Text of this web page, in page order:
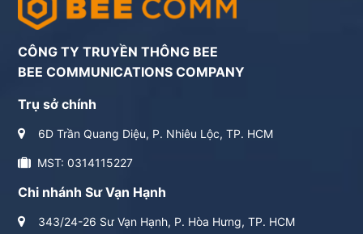
CÔNG TY TRUYỀN THÔNG BEE
BEE COMMUNICATIONS COMPANY
Trụ sở chính
6D Trần Quang Diệu, P. Nhiêu Lộc, TP. HCM
MST: 0314115227
Chi nhánh Sư Vạn Hạnh
343/24-26 Sư Vạn Hạnh, P. Hòa Hưng, TP. HCM